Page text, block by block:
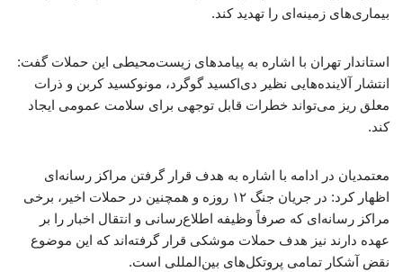
بیماری‌های زمینه‌ای را تهدید کند.
استاندار تهران با اشاره به پیامدهای زیست‌محیطی این حملات گفت:
انتشار آلاینده‌هایی نظیر دی‌اکسید گوگرد، مونوکسید کربن و ذرات
معلق ریز می‌تواند خطرات قابل توجهی برای سلامت عمومی ایجاد
کند.
معتمدیان در ادامه با اشاره به هدف قرار گرفتن مراکز رسانه‌ای
اظهار کرد: در جریان جنگ ۱۲ روزه و همچنین در حملات اخیر، برخی
مراکز رسانه‌ای که صرفاً وظیفه اطلاع‌رسانی و انتقال اخبار را بر
عهده دارند نیز هدف حملات موشکی قرار گرفته‌اند که این موضوع
نقض آشکار تمامی پروتکل‌های بین‌المللی است.